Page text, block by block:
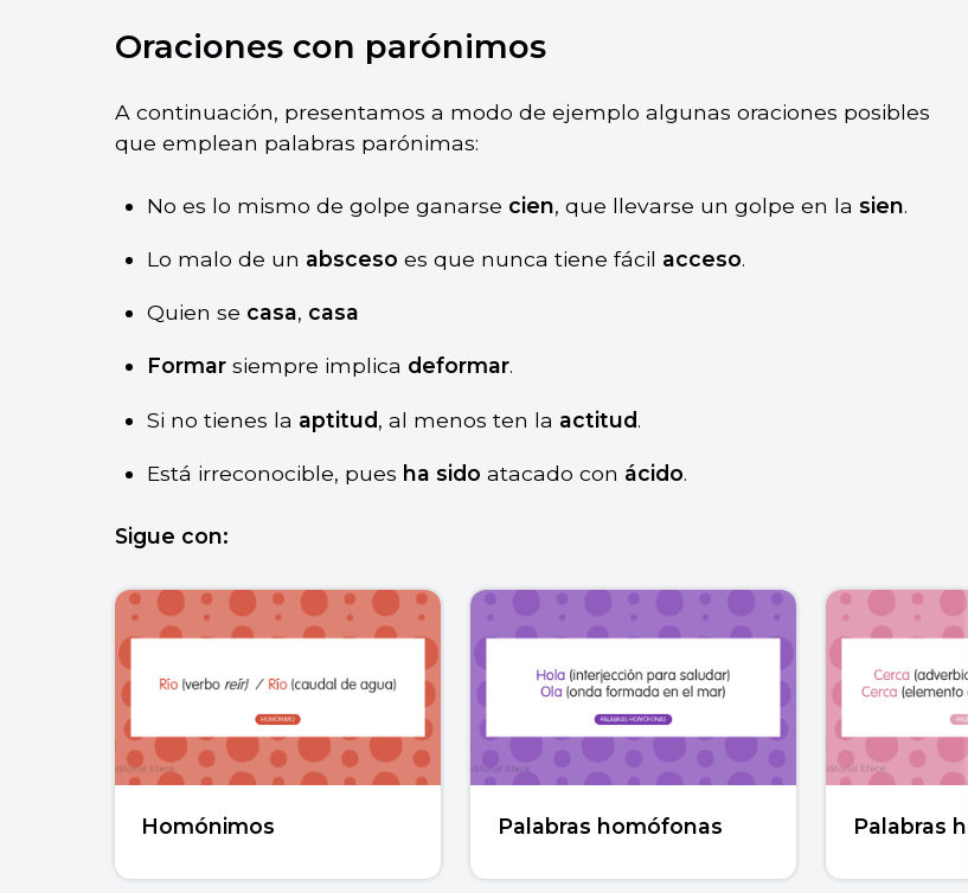
Oraciones con parónimos
A continuación, presentamos a modo de ejemplo algunas oraciones posibles
que emplean palabras parónimas:
No es lo mismo de golpe ganarse cien, que llevarse un golpe en la sien.
Lo malo de un absceso es que nunca tiene fácil acceso.
Quien se casa, casa
Formarsiempre implica deformar.
Si no tienes la aptitud, al menos ten la actitud.
Está irreconocible, pues ha sido atacado con ácido.
Sigue con:
Homónimos Palabras homófonas Palabras